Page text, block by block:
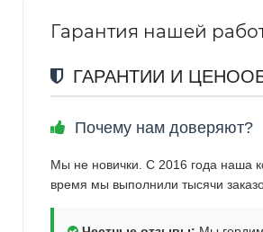
Гарантия нашей
ГАРАНТИИ И
Почему нам доверяют?
Мы не новички. С 2016 года наша
время мы выполнили тысячи